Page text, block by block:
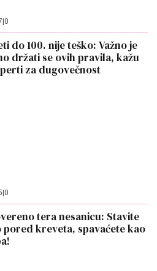
0
do 100. nije teško: Važno je
držati se ovih pravila, kažu
za dugovečnost
0
tera nesanicu: Stavite
pored kreveta, spavaćete kao